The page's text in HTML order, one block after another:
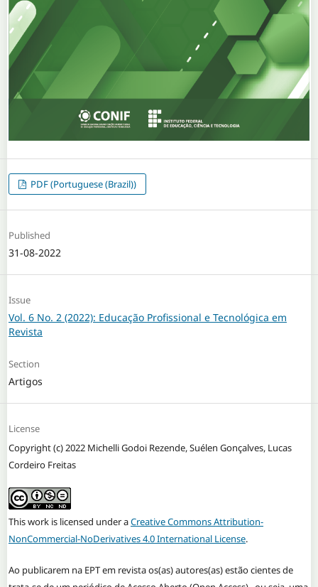
PDF (Portuguese (Brazil))
Published
31-08-2022
Issue
Vol. 6 No. 2 (2022): Educação Profissional e Tecnológica em
Revista
Section
Artigos
License
Copyright (c) 2022 Michelli Godoi Rezende, Suélen Gonçalves, Lucas
Cordeiro Freitas
This work is licensed under aCreative Commons Attribution-
NonCommercial-NoDerivatives 4.0 International License.
Ao publicarem na EPT em revista os(as) autores(as) estão cientes de